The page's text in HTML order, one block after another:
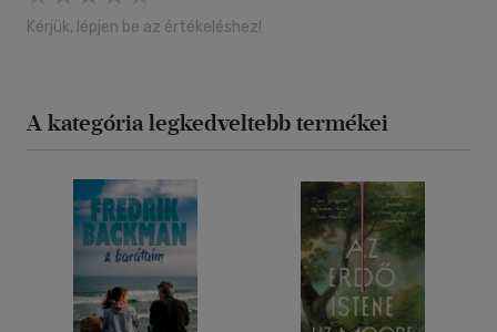
Kérjük, lépjen be az értékeléshez!
A kategória legkedveltebb termékei